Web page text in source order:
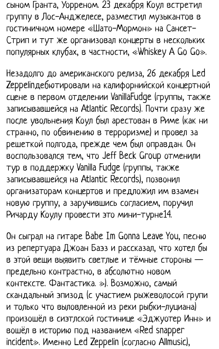
сыном Гранта, Уорреном. 23 декабря Коул встретил
группу в Лос-Анджелесе, разместил музыкантов в
гостиничном номере «Шато-Мормон» на Сансет-
Стрип и тут же организовал концерты в нескольких
популярных клубах, в частности, «Whiskey A Go Go».
Незадолго до американского релиза, 26 декабря Led
Zeppelinдебютировали на калифорнийской концертной
сцене в первом отделении VanillaFudge (группы, также
записывавшейся на Atlantic Records). Почти сразу же
после увольнения Коул был арестован в Риме (как ни
странно, по обвинению в терроризме) и провел за
решеткой полгода, прежде чем был оправдан. Он
воспользовался тем, что Jeff Beck Group отменили
тур в поддержку Vanilla Fudge (группы, также
записывавшейся на Atlantic Records), позвонил
организаторам концертов и предложил им взамен
новую группу, а заручившись согласием, поручил
Ричарду Коулу провести это мини-турне14.
Он сыграл на гитаре Babe Im Gonna Leave You, песню
из репертуара Джоан Баэз и рассказал, что хотел бы
в этой вещи выявить светлые и тёмные стороны —
предельно контрастно, в абсолютно новом
контексте. Фантастика. »). Возможно, самый
скандальный эпизод (с участием рыжеволосой групи
и только что выловленной из реки рыбки-луциана)
произошёл в сиэтлской гостинице «Эджуотер Инн» и
вошёл в историю под названием «Red snapper
incident». Именно Led Zeppelin (согласно Allmusic),